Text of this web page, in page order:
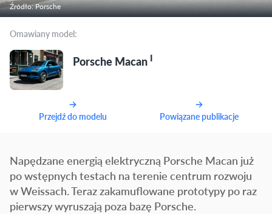
Źródło: Porsche
Omawiany model:
Porsche Macan I
Przejdź do modelu Powiązane publikacje
Napędzane energią elektryczną Porsche Macan już
po wstępnych testach na terenie centrum rozwoju
w Weissach. Teraz zakamuflowane prototypy po raz
pierwszy wyruszają poza bazę Porsche.